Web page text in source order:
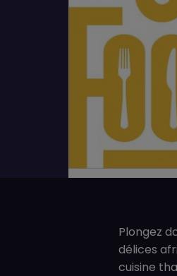
Plongez
délices
cuisine